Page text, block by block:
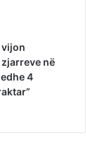
vijon
në
4